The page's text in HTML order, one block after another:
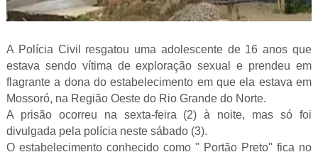
A Polícia Civil resgatou uma adolescente de 16 anos que
estava sendo vítima de exploração sexual e prendeu em
flagrante a dona do estabelecimento em que ela estava em
Mossoró, na Região Oeste do Rio Grande do Norte.
A prisão ocorreu na sexta-feira (2) à noite, mas só foi
divulgada pela polícia neste sábado (3).
O estabelecimento conhecido como " Portão Preto" fica no